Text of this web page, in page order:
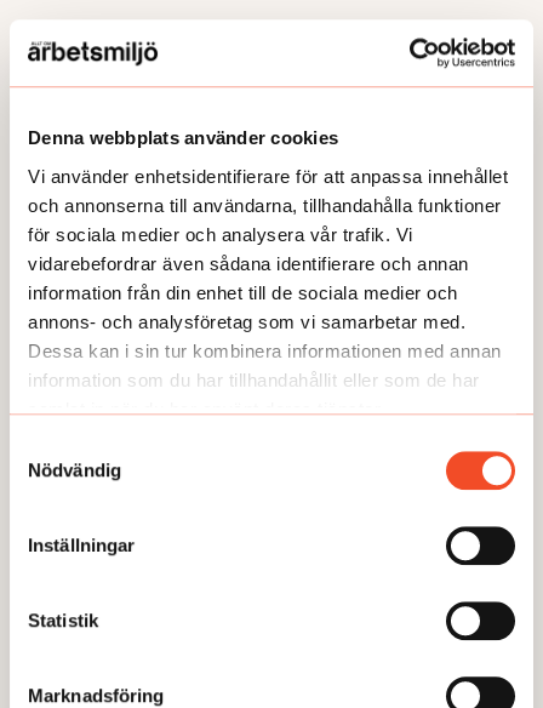
Denna webbplats använder cookies
Vi använder enhetsidentifierare för att anpassa innehållet
och annonserna till användarna, tillhandahålla funktioner
för sociala medier och analysera vår trafik. Vi
vidarebefordrar även sådana identifierare och annan
information från din enhet till de sociala medier och
annons- och analysföretag som vi samarbetar med.
Dessa kan i sin tur kombinera informationen med annan
information som du har tillhandahållit eller som de har
samlat in när du har använt deras tjänster.
Nödvändig
Inställningar
Statistik
Marknadsföring
temaartiklar och granskningar.
Utmattningssyndrom –
F43.8A – försvinner
TEMA Konstant
GUIDEN